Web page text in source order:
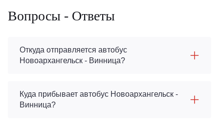
Вопросы - Ответы
Откуда отправляется автобус
Новоархангельск - Винница?
Куда прибывает автобус Новоархангельск -
Винница?